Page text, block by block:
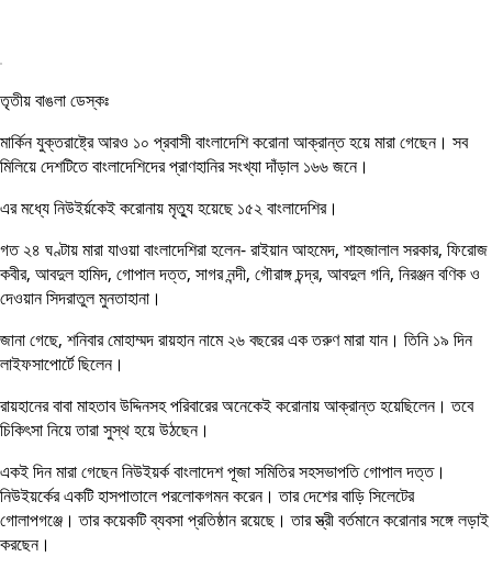
তৃতীয় বাঙলা ডেস্কঃ
মার্কিন যুক্তরাষ্ট্রে আরও ১০ প্রবাসী বাংলাদেশি করোনা আক্রান্ত হয়ে মারা গেছেন। সব
মিলিয়ে দেশটিতে বাংলাদেশিদের প্রাণহানির সংখ্যা দাঁড়াল ১৬৬ জনে।
এর মধ্যে নিউইর্য়কেই করোনায় মৃত্যু হয়েছে ১৫২ বাংলাদেশির।
গত ২৪ ঘণ্টায় মারা যাওয়া বাংলাদেশিরা হলেন- রাইয়ান আহমেদ, শাহজালাল সরকার, ফিরোজ
কবীর, আবদুল হামিদ, গোপাল দত্ত, সাগর নন্দী, গৌরাঙ্গ চন্দ্র, আবদুল গনি, নিরঞ্জন বণিক ও
দেওয়ান সিদরাতুল মুনতাহানা।
জানা গেছে, শনিবার মোহাম্মদ রায়হান নামে ২৬ বছরের এক তরুণ মারা যান। তিনি ১৯ দিন
লাইফসাপোর্টে ছিলেন।
রায়হানের বাবা মাহতাব উদ্দিনসহ পরিবারের অনেকেই করোনায় আক্রান্ত হয়েছিলেন। তবে
চিকিৎসা নিয়ে তারা সুস্থ হয়ে উঠছেন।
একই দিন মারা গেছেন নিউইয়র্ক বাংলাদেশ পূজা সমিতির সহসভাপতি গোপাল দত্ত।
নিউইয়র্কের একটি হাসপাতালে পরলোকগমন করেন। তার দেশের বাড়ি সিলেটের
গোলাপগঞ্জে। তার কয়েকটি ব্যবসা প্রতিষ্ঠান রয়েছে। তার স্ত্রী বর্তমানে করোনার সঙ্গে লড়াই
করছেন।